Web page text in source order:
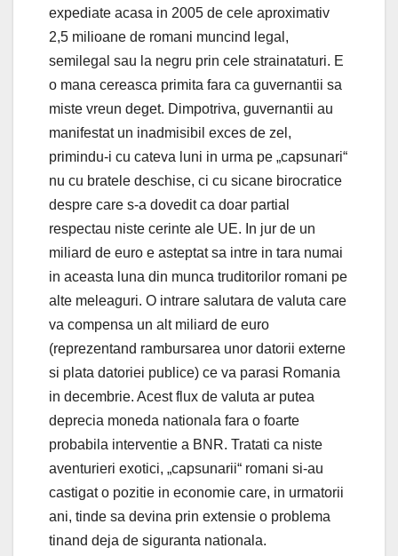
expediate acasa in 2005 de cele aproximativ
2,5 milioane de romani muncind legal,
semilegal sau la negru prin cele strainataturi. E
o mana cereasca primita fara ca guvernantii sa
miste vreun deget. Dimpotriva, guvernantii au
manifestat un inadmisibil exces de zel,
primindu-i cu cateva luni in urma pe „capsunari“
nu cu bratele deschise, ci cu sicane birocratice
despre care s-a dovedit ca doar partial
respectau niste cerinte ale UE. In jur de un
miliard de euro e asteptat sa intre in tara numai
in aceasta luna din munca truditorilor romani pe
alte meleaguri. O intrare salutara de valuta care
va compensa un alt miliard de euro
(reprezentand rambursarea unor datorii externe
si plata datoriei publice) ce va parasi Romania
in decembrie. Acest flux de valuta ar putea
deprecia moneda nationala fara o foarte
probabila interventie a BNR. Tratati ca niste
aventurieri exotici, „capsunarii“ romani si-au
castigat o pozitie in economie care, in urmatorii
ani, tinde sa devina prin extensie o problema
tinand deja de siguranta nationala.